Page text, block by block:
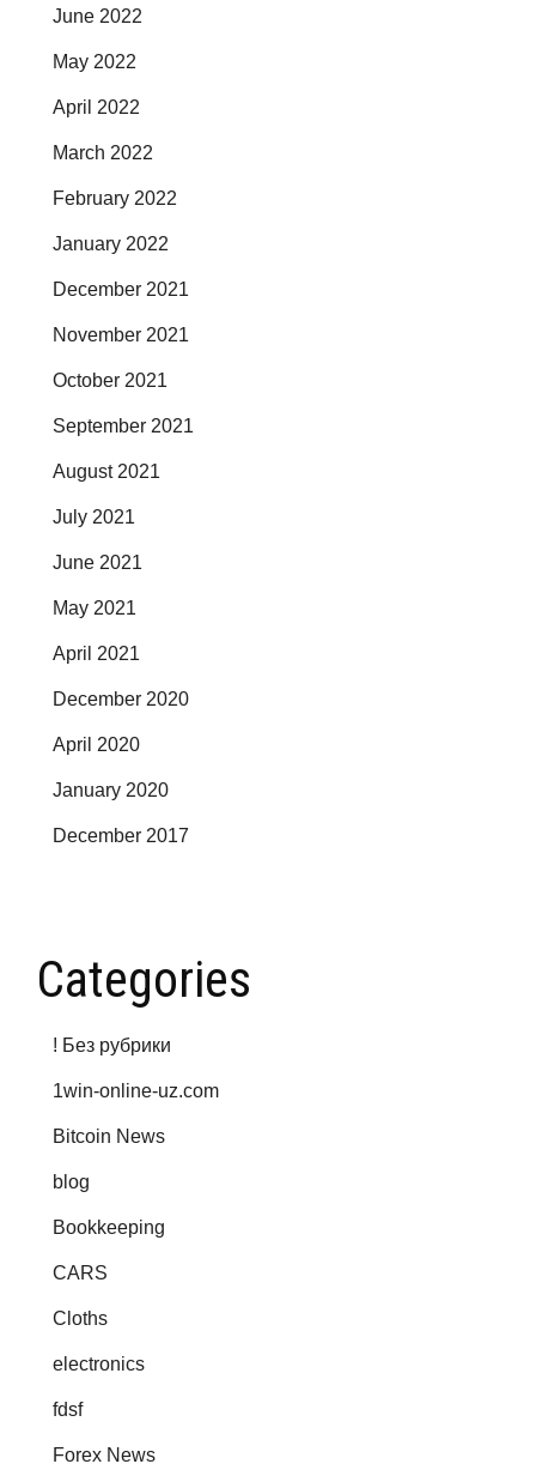
June 2022
May 2022
April 2022
March 2022
February 2022
January 2022
December 2021
November 2021
October 2021
September 2021
August 2021
July 2021
June 2021
May 2021
April 2021
December 2020
April 2020
January 2020
December 2017
Categories
! Без рубрики
1win-online-uz.com
Bitcoin News
blog
Bookkeeping
CARS
Cloths
electronics
fdsf
Forex News